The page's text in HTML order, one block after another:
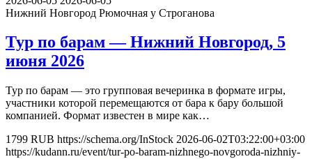
Нижний Новгород Рюмочная у Строганова
Тур по барам — Нижний Новгород, 5
июня 2026
Тур по барам — это групповая вечеринка в формате игры,
участники которой перемещаются от бара к бару большой
компанией. Формат известен в мире как…
1799 RUB https://schema.org/InStock 2026-06-02T03:22:00+03:00
https://kudann.ru/event/tur-po-baram-nizhnego-novgoroda-nizhniy-